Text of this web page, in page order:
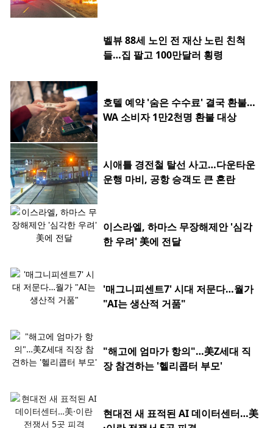
벨뷰 88세 노인 전 재산 노린 친척
들…집 팔고 100만달러 횡령
호텔 예약 '숨은 수수료' 결국 환불…
WA 소비자 1만2천명 환불 대상
시애틀 경전철 탈선 사고…다운타운
운행 마비, 공항 승객도 큰 혼란
이스라엘, 하마스 무장해제안 '심각
한 우려' 美에 전달
'매그니피센트7' 시대 저문다…월가
"AI는 생산적 거품"
"해고에 엄마가 항의"…美Z세대 직
장 참견하는 '헬리콥터 부모'
현대전 새 표적된 AI 데이터센터…美